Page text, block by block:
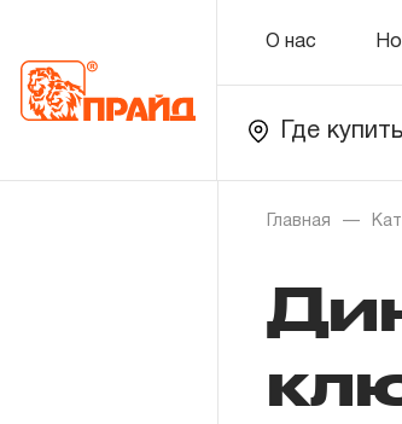
О нас
Где купить
Каталог
Золотая
Распродажа
Главная